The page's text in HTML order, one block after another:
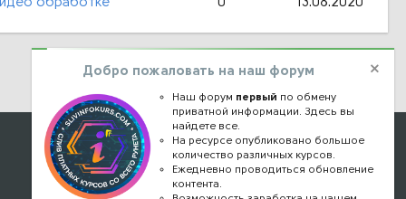
обработке 0 13.08.2020
Наши контакты
kursstore@mail.ru
Добро пожаловать на наш форум
Наш форум первый по обмену
приватной информации. Здесь вы
найдете все.
На ресурсе опубликовано большое
количество различных курсов.
Ежедневно проводиться обновление
контента.